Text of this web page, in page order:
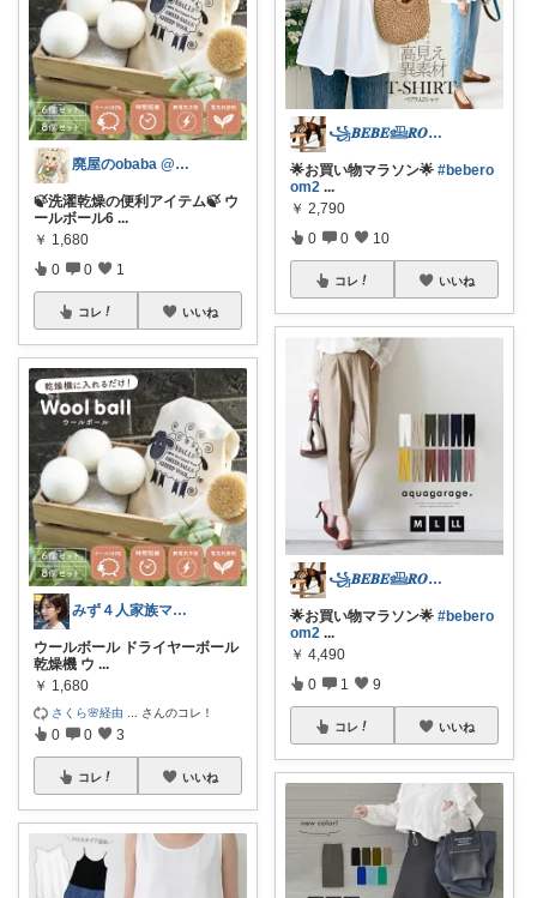
廃屋のobaba @ 感謝🙏ほぼ朝コレ
🍃洗濯乾燥の便利アイテム🍃 ウ
ールボール6 ...
￥ 1,680
0 0 1
コレ いいね
みず４人家族ママ★３０代子育て奮闘中🙆
ウールボール ドライヤーボール
乾燥機 ウ ...
￥ 1,680
さくら🌸経由 さんのコレ！
0 0 3
コレ いいね
꧁𝑩𝑬𝑩𝑬𓊝𝑹𝑶𝑶𝑴꧂
🌟お買い物マラソン🌟 #bebero
om2 ...
￥ 2,790
0 0 10
コレ いいね
꧁𝑩𝑬𝑩𝑬𓊝𝑹𝑶𝑶𝑴꧂
🌟お買い物マラソン🌟 #bebero
om2 ...
￥ 4,490
0 1 9
コレ いいね